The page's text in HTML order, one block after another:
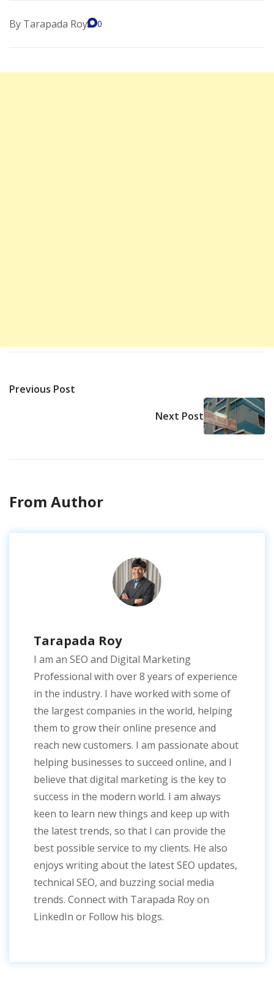
By Tarapada Roy 0
Previous Post
Next Post
From Author
Tarapada Roy
I am an SEO and Digital Marketing
Professional with over 8 years of experience
in the industry. I have worked with some of
the largest companies in the world, helping
them to grow their online presence and
reach new customers. I am passionate about
helping businesses to succeed online, and I
believe that digital marketing is the key to
success in the modern world. I am always
keen to learn new things and keep up with
the latest trends, so that I can provide the
best possible service to my clients. He also
enjoys writing about the latest SEO updates,
technical SEO, and buzzing social media
trends. Connect with Tarapada Roy on
LinkedIn or Follow his blogs.